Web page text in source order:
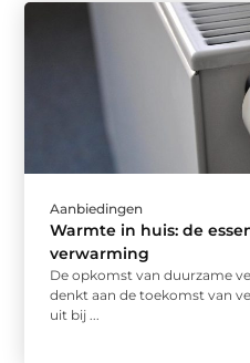
Aanbiedingen
Warmte in huis: de
verwarming
De opkomst van duurzame
denkt aan de toekomst van
uit bij ...